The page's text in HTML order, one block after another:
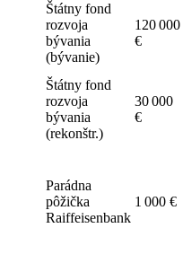
Štátny fond
rozvoja
bývania
(bývanie)
120 000
€
Štátny fond
rozvoja
bývania
(rekonštr.)
30 000
€
Parádna
pôžička
Raiffeisenbank
1 000 €